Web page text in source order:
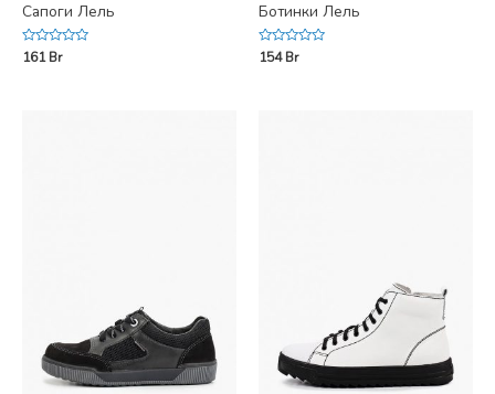
Сапоги Лель
Rated
0161Br
Ботинки Лель
Rated
0154Br